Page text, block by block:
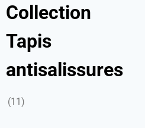
Collection
Tapis
antisalissures
(11)